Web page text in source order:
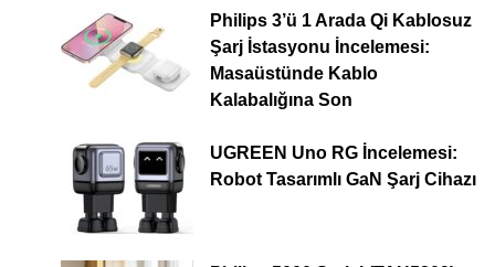
Philips 3’ü 1 Arada Qi Kablosuz
Şarj İstasyonu İncelemesi:
Masaüstünde Kablo
Kalabalığına Son
UGREEN Uno RG İncelemesi:
Robot Tasarımlı GaN Şarj Cihazı